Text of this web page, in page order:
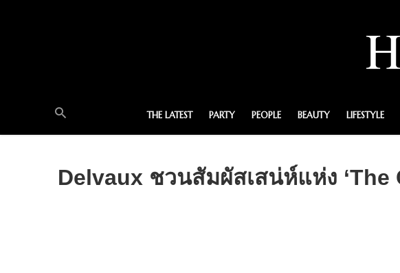
THE LATEST PARTY PEOPLE BEAUTY LIFESTYLE
Delvaux ชวนสัมผัสเสน่ห์แห่ง